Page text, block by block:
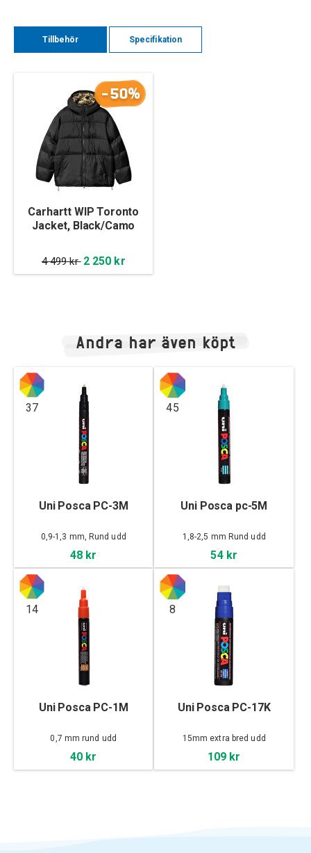
Tillbehör Specifikation
-50%
Carhartt WIP Toronto
Jacket, Black/Camo
4 499 kr 2 250 kr
Andra har även köpt
37
Uni Posca PC-3M
0,9-1,3 mm, Rund udd
48 kr
45
Uni Posca pc-5M
1,8-2,5 mm Rund udd
54 kr
14
Uni Posca PC-1M
0,7 mm rund udd
40 kr
8
Uni Posca PC-17K
15mm extra bred udd
109 kr